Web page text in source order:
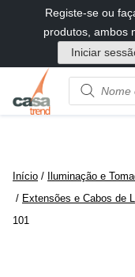
diretamente
conteúdo
Registe-se ou
produtos, ambos
Iniciar
Product
name
Início / Iluminação e
/ Extensões e Cabos de
101